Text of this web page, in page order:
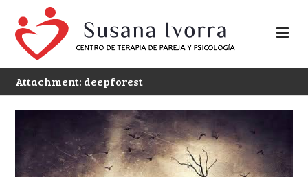
Attachment: deepforest